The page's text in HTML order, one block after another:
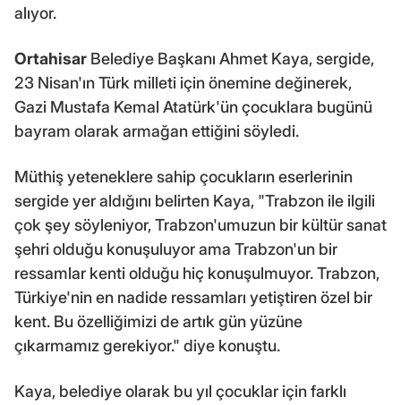
alıyor.
Ortahisar Belediye Başkanı Ahmet Kaya, sergide,
23 Nisan'ın Türk milleti için önemine değinerek,
Gazi Mustafa Kemal Atatürk'ün çocuklara bugünü
bayram olarak armağan ettiğini söyledi.
Müthiş yeteneklere sahip çocukların eserlerinin
sergide yer aldığını belirten Kaya, "Trabzon ile ilgili
çok şey söyleniyor, Trabzon'umuzun bir kültür sanat
şehri olduğu konuşuluyor ama Trabzon'un bir
ressamlar kenti olduğu hiç konuşulmuyor. Trabzon,
Türkiye'nin en nadide ressamları yetiştiren özel bir
kent. Bu özelliğimizi de artık gün yüzüne
çıkarmamız gerekiyor." diye konuştu.
Kaya, belediye olarak bu yıl çocuklar için farklı